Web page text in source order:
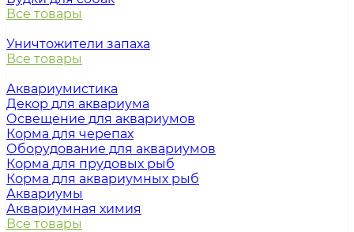
Все товары
Уничтожители запаха
Все товары
Аквариумистика
Декор для аквариума
Освещение для аквариумов
Корма для черепах
Оборудование для аквариумов
Корма для прудовых рыб
Корма для аквариумных рыб
Аквариумы
Аквариумная химия
Все товары